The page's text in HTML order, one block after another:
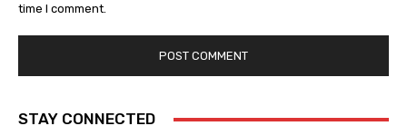
time I comment.
STAY CONNECTED